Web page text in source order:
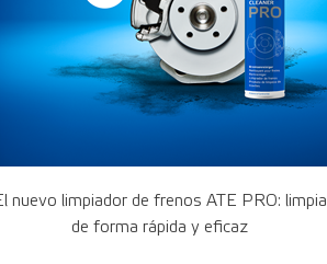
nuevo limpiador de frenos ATE PRO: limpia
de forma rápida y eficaz